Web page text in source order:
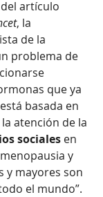
artículo
, la
de la
problema de
que ya
basada en
atención de la
sociales en
y
y mayores son
el mundo”.